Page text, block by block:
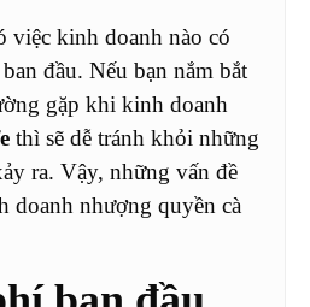
việc kinh doanh nào có
đầu. Nếu bạn nắm bắt
gặp khi kinh doanh
thì sẽ dễ tránh khỏi những
ra. Vậy, những vấn đề
doanh nhượng quyền cà